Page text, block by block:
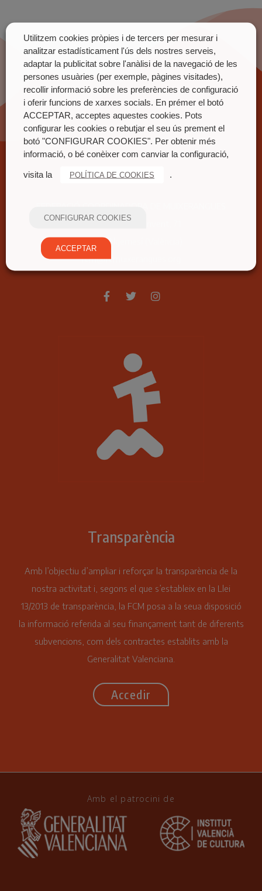
Contacte
Carrer nou del convent, 71
46680 Algemesí (València)
fcm@fcmuixerangues.org
Transparència
Amb l’objectiu d’ampliar i reforçar la transparència de la
nostra activitat i, segons el que s’estableix en la Llei
13/2013 de transparència, la FCM posa a la seua disposició
la informació referida al seu finançament tant de diferents
subvencions, com dels contractes establits amb la
Generalitat Valenciana.
Accedir
Amb el patrocini de
Utilitzem cookies pròpies i de tercers per mesurar i
analitzar estadísticament l'ús dels nostres serveis,
adaptar la publicitat sobre l'anàlisi de la navegació de les
persones usuàries (per exemple, pàgines visitades),
recollir informació sobre les preferències de configuració
i oferir funcions de xarxes socials. En prémer el botó
ACCEPTAR, acceptes aquestes cookies. Pots
configurar les cookies o rebutjar el seu ús prement el
botó "CONFIGURAR COOKIES". Per obtenir més
informació, o bé conèixer com canviar la configuració,
visita la POLÍTICA DE COOKIES .
CONFIGURAR COOKIES
ACCEPTAR